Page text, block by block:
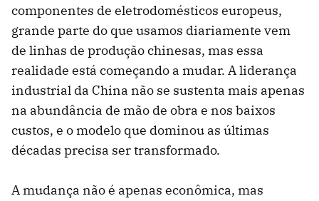
componentes de eletrodomésticos europeus,
grande parte do que usamos diariamente vem
de linhas de produção chinesas, mas essa
realidade está começando a mudar. A liderança
industrial da China não se sustenta mais apenas
na abundância de mão de obra e nos baixos
custos, e o modelo que dominou as últimas
décadas precisa ser transformado.
A mudança não é apenas econômica, mas